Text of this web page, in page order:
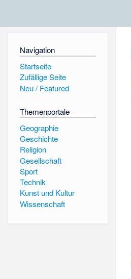
Navigation
Startseite
Zufällige Seite
Neu / Featured
Themenportale
Geographie
Geschichte
Religion
Gesellschaft
Sport
Technik
Kunst und Kultur
Wissenschaft